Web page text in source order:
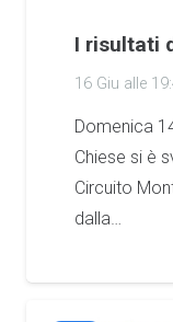
I risultati
16 Giu alle
Domenica
Chiese si è
Circuito
dalla…